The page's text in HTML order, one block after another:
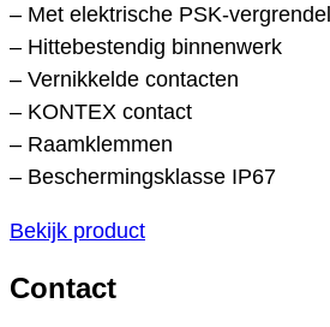
– Met elektrische PSK-
– Hittebestendig binnenwerk
– Vernikkelde contacten
– KONTEX contact
– Raamklemmen
– Beschermingsklasse IP67
Bekijk product
Contact